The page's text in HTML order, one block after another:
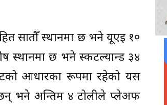
सातौँ स्थानमा छ भने यूएई १०
स्थानमा छ भने स्कटल्यान्ड ३४
आधारका रूपमा रहेको यस
भने अन्तिम ४ टोलीले प्लेअफ